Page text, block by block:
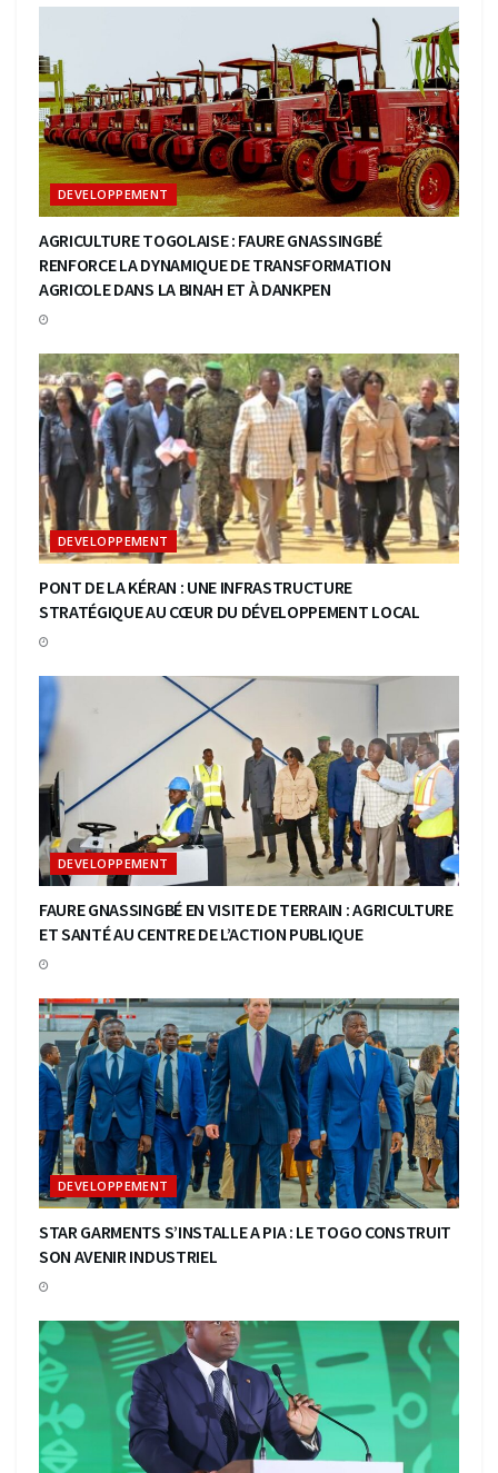
DEVELOPPEMENT
AGRICULTURE TOGOLAISE : FAURE GNASSINGBÉ
RENFORCE LA DYNAMIQUE DE TRANSFORMATION
AGRICOLE DANS LA BINAH ET À DANKPEN
DEVELOPPEMENT
PONT DE LA KÉRAN : UNE INFRASTRUCTURE
STRATÉGIQUE AU CŒUR DU DÉVELOPPEMENT LOCAL
DEVELOPPEMENT
FAURE GNASSINGBÉ EN VISITE DE TERRAIN : AGRICULTURE
ET SANTÉ AU CENTRE DE L’ACTION PUBLIQUE
DEVELOPPEMENT
STAR GARMENTS S’INSTALLE A PIA : LE TOGO CONSTRUIT
SON AVENIR INDUSTRIEL